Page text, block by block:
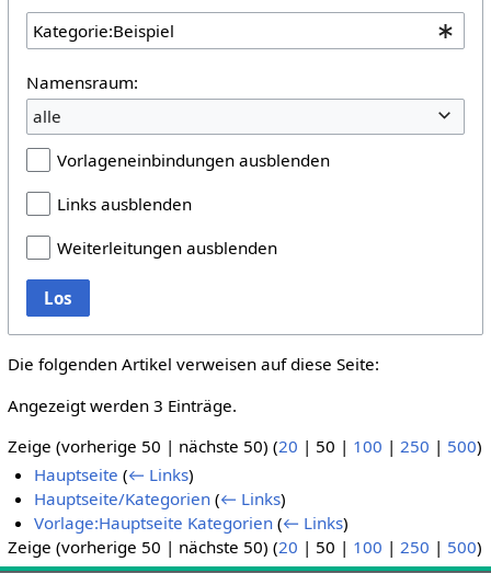
Namensraum:
alle
Vorlageneinbindungen ausblenden
Links ausblenden
Weiterleitungen ausblenden
Los
Die folgenden Artikel verweisen auf diese Seite:
Angezeigt werden 3 Einträge.
Zeige (vorherige 50 | nächste 50) (20 | 50 | 100 | 250 | 500)
Hauptseite (← Links)
Hauptseite/Kategorien (← Links)
Vorlage:Hauptseite Kategorien (← Links)
Zeige (vorherige 50 | nächste 50) (20 | 50 | 100 | 250 | 500)